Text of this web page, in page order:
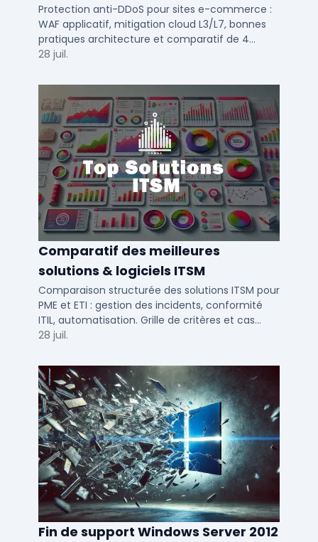
e-commerce en 2025
Protection anti-DDoS pour sites e-commerce :
WAF applicatif, mitigation cloud L3/L7, bonnes
pratiques architecture et comparatif de 4
solutions testees par des DSI en 2025.
28 juil.
Comparatif des meilleures
solutions & logiciels ITSM
Comparaison structurée des solutions ITSM pour
PME et ETI : gestion des incidents, conformité
ITIL, automatisation. Grille de critères et cas
d'usage par taille d'entreprise.
28 juil.
Fin de support Windows Server 2012